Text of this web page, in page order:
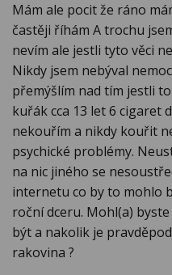
Mám ale pocit že ráno
častěji říhám A trochu
nevím ale jestli tyto věci
Nikdy jsem nebýval
přemýšlím nad tím jestli
kuřák cca 13 let 6 cigaret
nekouřím a nikdy kouřit
psychické problémy.
na nic jiného se
internetu co by to mohlo
roční dceru. Mohl(a)
být a nakolik je
rakovina ?